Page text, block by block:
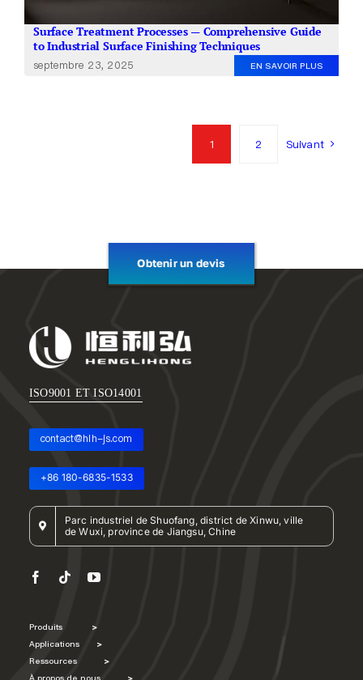
Surface Treatment Processes — Comprehensive Guide
to Industrial Surface Finishing Techniques
septembre 23, 2025 EN SAVOIR PLUS
1 2 Suivant
Obtenir un devis
ISO9001 ET ISO14001
contact@hlh-js.com
+86 180-6835-1533
Parc industriel de Shuofang, district de Xinwu, ville
de Wuxi, province de Jiangsu, Chine
Produits >
Applications >
Ressources >